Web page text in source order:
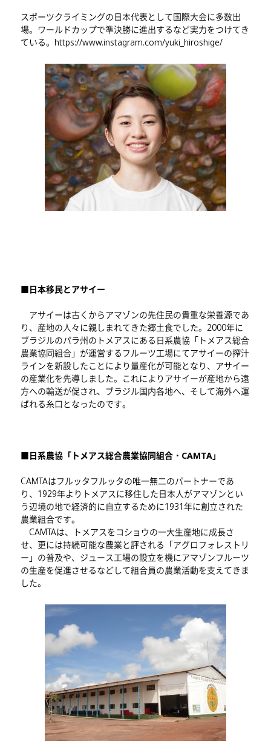
スポーツクライミングの日本代表として国際大会に多数出
場。ワールドカップで準決勝に進出するなど実力をつけてき
ている。 https://www.instagram.com/yuki_hiroshige/
■日本移民とアサイー
アサイーは古くからアマゾンの先住民の貴重な栄養源であ
り、産地の人々に親しまれてきた郷土食でした。2000年に
ブラジルのパラ州のトメアスにある日系農協「トメアス総合
農業協同組合」が運営するフルーツ工場にてアサイーの搾汁
ラインを新設したことにより量産化が可能となり、アサイー
の産業化を先導しました。これによりアサイーが産地から遠
方への輸送が促され、ブラジル国内各地へ、そして海外へ運
ばれる糸口となったのです。
■日系農協「トメアス総合農業協同組合・CAMTA」
CAMTAはフルッタフルッタの唯一無二のパートナーであ
り、1929年よりトメアスに移住した日本人がアマゾンとい
う辺境の地で経済的に自立するために1931年に創立された
農業組合です。
CAMTAは、トメアスをコショウの一大生産地に成長さ
せ、更には持続可能な農業と評される「アグロフォレストリ
ー」の普及や、ジュース工場の設立を機にアマゾンフルーツ
の生産を促進させるなどして組合員の農業活動を支えてきま
した。